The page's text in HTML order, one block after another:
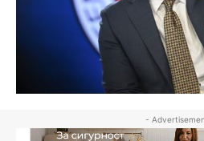
-